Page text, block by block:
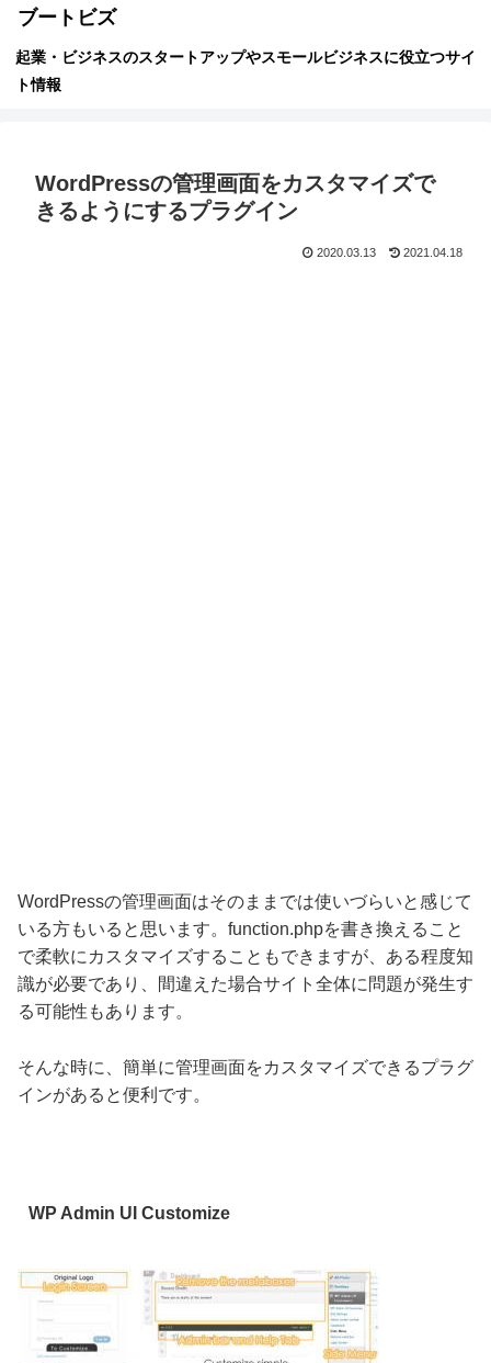
ブートビズ
起業・ビジネスのスタートアップやスモールビジネスに役立つサイ
ト情報
WordPressの管理画面をカスタマイズで
きるようにするプラグイン
2020.03.13 2021.04.18
WordPressの管理画面はそのままでは使いづらいと感じて
いる方もいると思います。function.phpを書き換えること
で柔軟にカスタマイズすることもできますが、ある程度知
識が必要であり、間違えた場合サイト全体に問題が発生す
る可能性もあります。
そんな時に、簡単に管理画面をカスタマイズできるプラグ
インがあると便利です。
WP Admin UI Customize